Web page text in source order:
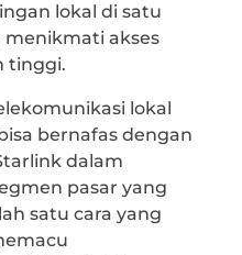
lokal di satu
menikmati akses
tinggi.
lokal
bernafas dengan
dalam
pasar yang
satu cara yang